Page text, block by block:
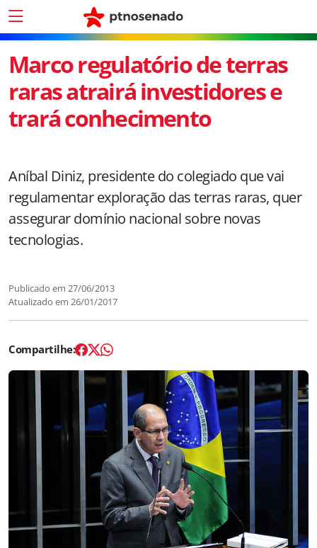
Marco regulatório de terras
raras atrairá investidores e
trará conhecimento
Aníbal Diniz, presidente do colegiado que vai
regulamentar exploração das terras raras, quer
assegurar domínio nacional sobre novas
tecnologias.
Publicado em 27/06/2013
Atualizado em 26/01/2017